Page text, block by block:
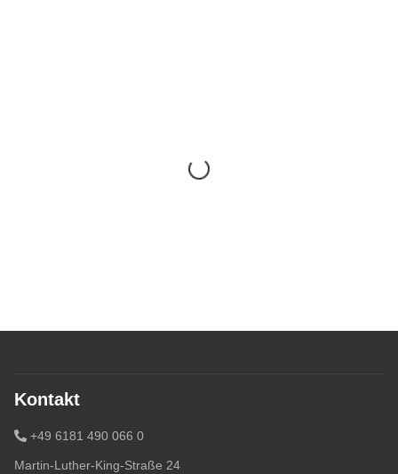
Kontakt
+49 6181 490 066 0
Martin-Luther-King-Straße 24